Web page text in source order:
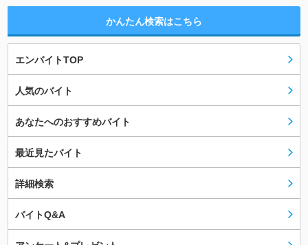
かんたん検索はこちら
エンバイトTOP
人気のバイト
あなたへのおすすめバイト
最近見たバイト
詳細検索
バイトQ&A